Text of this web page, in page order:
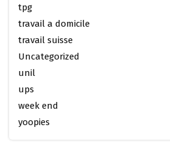
tpg
travail a domicile
travail suisse
Uncategorized
unil
ups
week end
yoopies